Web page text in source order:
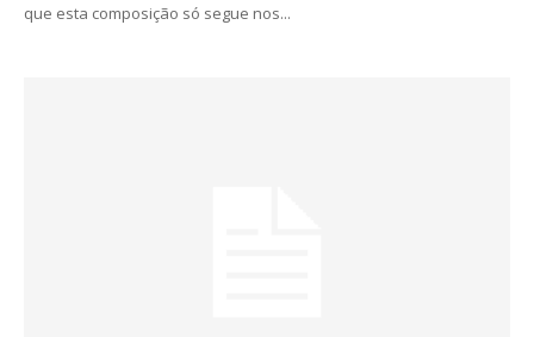
que esta composição só segue nos...